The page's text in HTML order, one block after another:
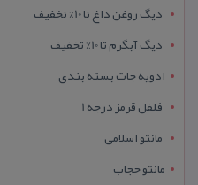
دیگ روغن داغ تا 10% تخفیف
دیگ آبگرم تا 10% تخفیف
ادویه جات بسته بندی
فلفل قرمز درجه 1
مانتو اسلامی
مانتو حجاب